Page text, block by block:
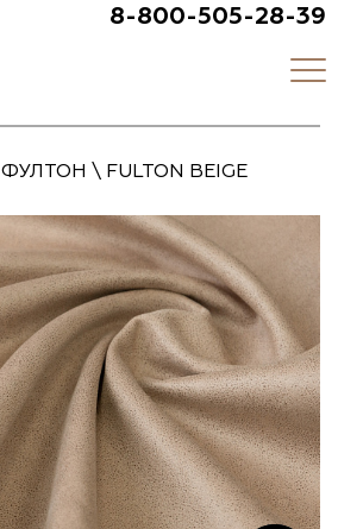
8-800-505-28-39
ФУЛТОН \ FULTON BEIGE